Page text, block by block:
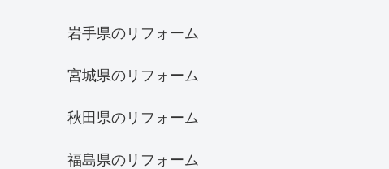
岩手県のリフォーム
宮城県のリフォーム
秋田県のリフォーム
福島県のリフォーム